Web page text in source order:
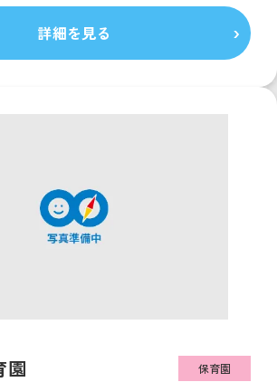
詳細を見る
園 保育園